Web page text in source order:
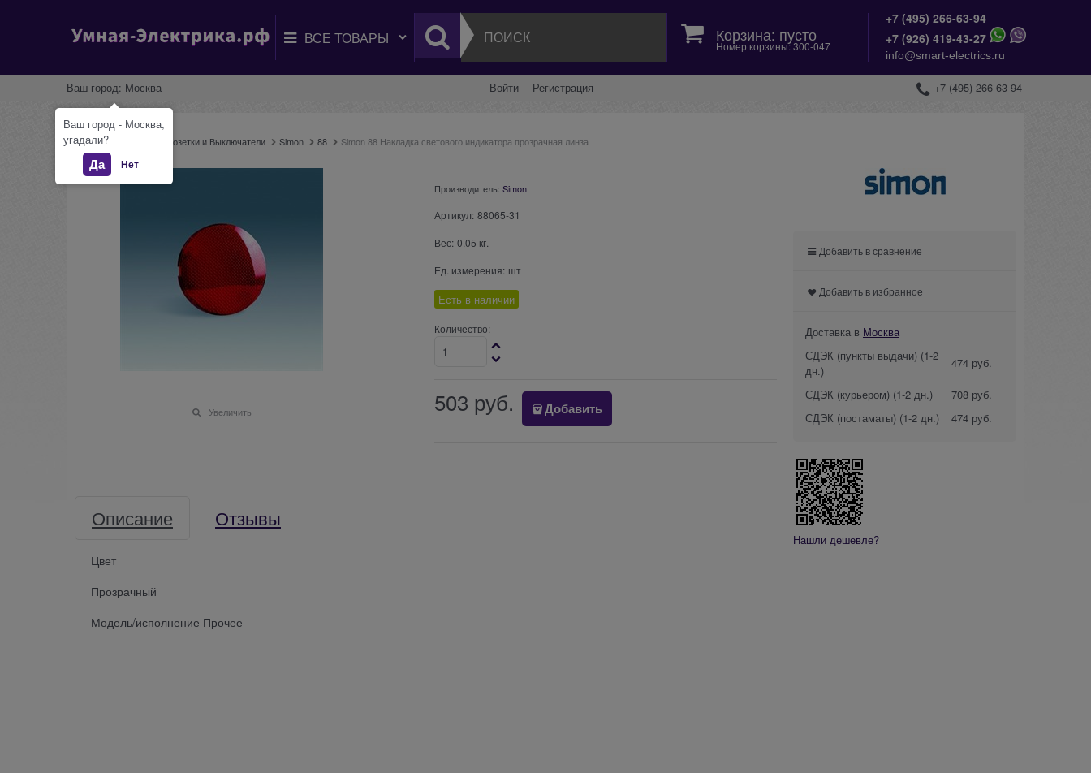
Корзина: пусто
Номер корзины: 300-047
+7 (495) 266-63-94
+7 (926) 419-43-27
info@smart-electrics.ru
Ваш город: Москва Войти Регистрация +7 (495) 266-63-94
Главная Розетки и Выключатели Simon 88 Simon 88 Накладка светового индикатора прозрачная линза
Увеличить
Производитель: Simon
Артикул: 88065-31
Вес: 0.05 кг.
Ед. измерения: шт
Есть в наличии
Количество:
503 руб. Добавить
Описание Отзывы
Цвет
Прозрачный
Модель/исполнение Прочее
Добавить в сравнение
Добавить в избранное
Доставка в Москва
СДЭК (пункты выдачи) (1-2
дн.)
474 руб.
СДЭК (курьером) (1-2 дн.)
708 руб.
СДЭК (постаматы) (1-2 дн.) 474 руб.
Нашли дешевле?
Ваш город - Москва,
угадали?
Да Нет